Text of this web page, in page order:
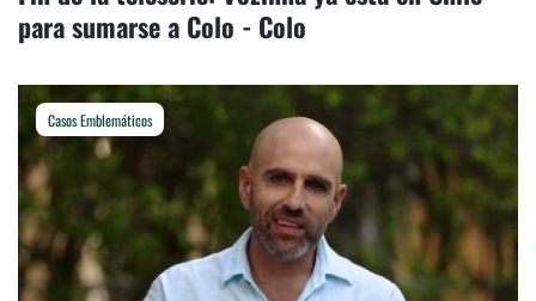
para sumarse a Colo - Colo
Casos Emblemáticos